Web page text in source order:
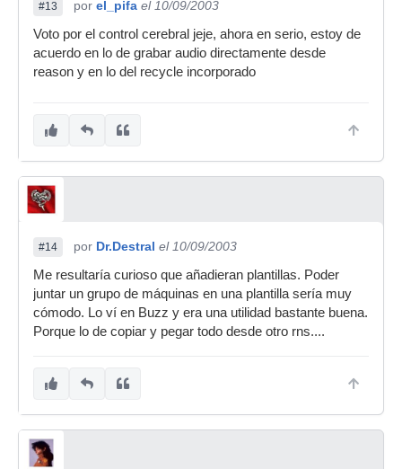
#13 por el_pifa el 10/09/2003
Voto por el control cerebral jeje, ahora en serio, estoy de
acuerdo en lo de grabar audio directamente desde
reason y en lo del recycle incorporado
#14 por Dr.Destral el 10/09/2003
Me resultaría curioso que añadieran plantillas. Poder
juntar un grupo de máquinas en una plantilla sería muy
cómodo. Lo ví en Buzz y era una utilidad bastante buena.
Porque lo de copiar y pegar todo desde otro rns....